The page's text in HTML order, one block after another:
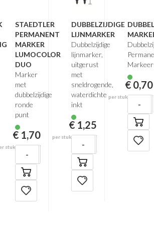
STAEDTLER
PERMANENT
MARKER
LUMOCOLOR
DUO
Marker
met
dubbelzijdige
ronde
punt
€ 1,70
stuk, incl. BTW
- +
DUBBELZIJDIGE
LIJNMARKER
Dubbelzijdige
lijnmarker,
uitgerust
met
sneldrogende,
waterdichte
inkt
€ 1,25
per stuk, incl. BTW
-
€ 0,70
per stuk, incl. BTW
-